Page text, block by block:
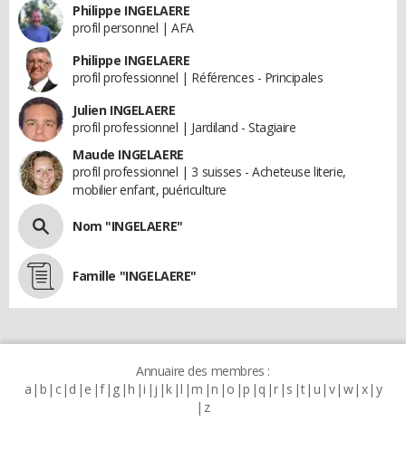
Philippe INGELAERE
profil personnel | AFA
Philippe INGELAERE
profil professionnel | Références - Principales
Julien INGELAERE
profil professionnel | Jardiland - Stagiaire
Maude INGELAERE
profil professionnel | 3 suisses - Acheteuse literie,
mobilier enfant, puériculture
Nom "INGELAERE"
Famille "INGELAERE"
Annuaire des membres :
a b c d e f g h i j k l m n o p q r s t u v w x y
z